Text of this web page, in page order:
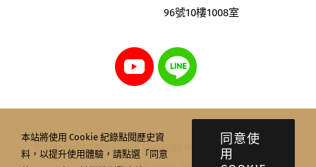
96號10樓1008室
© Copyright 2022 - 2026 Witology Markettrend Research
本站將使用 Cookie 紀錄點閱歷史資
料，以提升使用體驗，請點選「同意
同意使
用